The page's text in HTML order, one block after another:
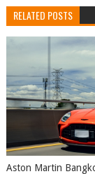
RELATED POSTS
Aston Martin